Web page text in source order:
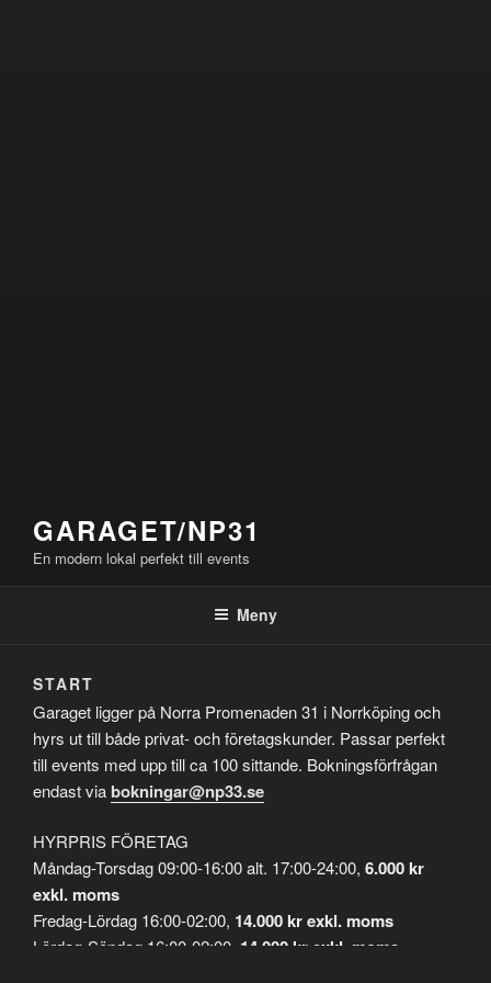
GARAGET/NP31
En modern lokal perfekt till events
Meny
START
Garaget ligger på Norra Promenaden 31 i Norrköping och
hyrs ut till både privat- och företagskunder. Passar perfekt
till events med upp till ca 100 sittande. Bokningsförfrågan
endast via bokningar@np33.se
HYRPRIS FÖRETAG
Måndag-Torsdag 09:00-16:00 alt. 17:00-24:00, 6.000 kr
exkl. moms
Fredag-Lördag 16:00-02:00, 14.000 kr exkl. moms
Lördag-Söndag 16:00-02:00, 14.000 kr exkl. moms